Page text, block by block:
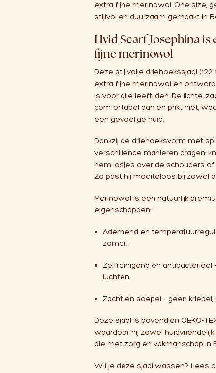
extra fijne merinowol. One size,
stijlvol en duurzaam gemaakt in
Hvid Scarf Josephina
fijne merinowol
Deze stijlvolle driehoekssjaal (122
extra fijne merinowol en
is voor alle leeftijden. De lichte,
comfortabel aan en prikt niet,
een gevoelige huid.
Dankzij de driehoeksvorm met
verschillende manieren dragen:
hem losjes over de schouders
Zo past hij moeiteloos bij zowel
Merinowol is een natuurlijk
eigenschappen:
Ademend en
zomer.
Zelfreinigend en antibacterieel
luchten.
Zacht en soepel – geen
Deze sjaal is bovendien OEKO-
waardoor hij zowel
die met zorg en vakmanschap in
Wil je deze sjaal wassen? Lees